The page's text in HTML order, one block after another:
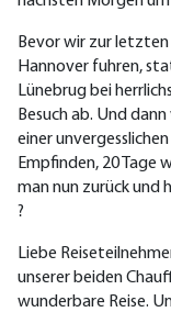
Bevor wir zur
Hannover fuhren,
Lünebrug bei
Besuch ab. Und
einer
Empfinden, 20 Tage
man nun zurück und
?
Liebe
unserer beiden
wunderbare Reise.